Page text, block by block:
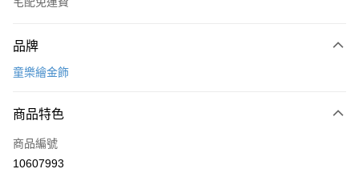
信用卡一次付款
6 期 0 利率 每期
合作金庫商業銀行
上海商業儲蓄銀行
LINE Pay
Apple Pay
品牌
童樂繪金飾
商品特色
商品編號
10607993